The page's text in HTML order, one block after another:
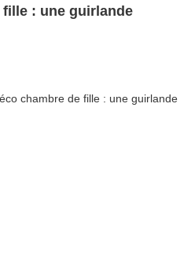
fille : une guirlande